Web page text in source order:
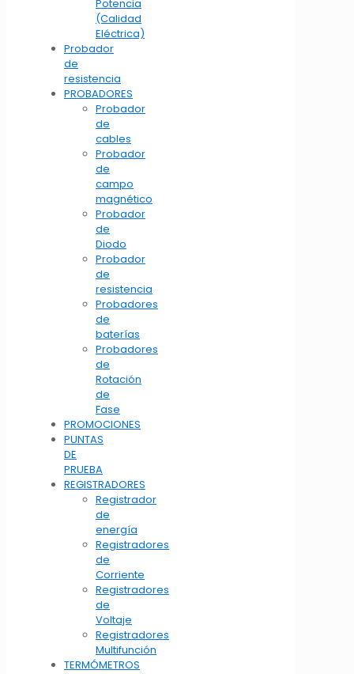
Potencia
(Calidad
Eléctrica)
Probador
de
resistencia
PROBADORES
Probador
de
cables
Probador
de
campo
magnético
Probador
de
Diodo
Probador
de
resistencia
Probadores
de
baterías
Probadores
de
Rotación
de
Fase
PROMOCIONES
PUNTAS
DE
PRUEBA
REGISTRADORES
Registrador
de
energía
Registradores
de
Corriente
Registradores
de
Voltaje
Registradores
Multifunción
TERMÓMETROS